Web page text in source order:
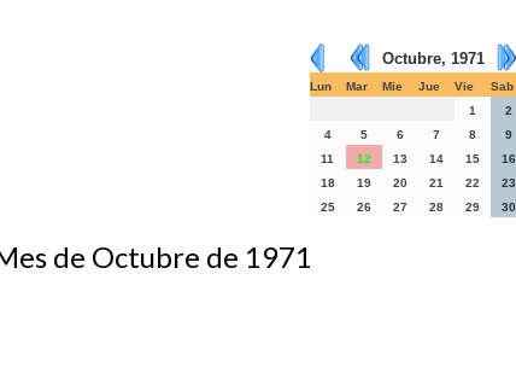
Octubre, 1971
Lun Mar Mie Jue Vie Sab
1
2
4
5 6 7 8 9
11
12 13 14 15 16
18
19 20 21 22 23
25
26 27 28 29 30
de Octubre de 1971